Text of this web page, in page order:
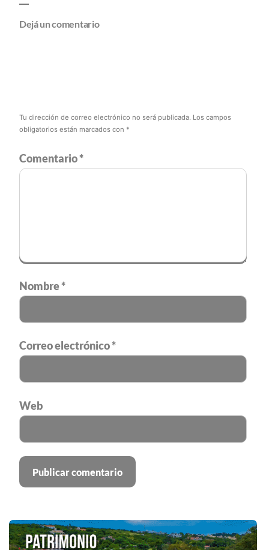
Dejá un comentario
Tu dirección de correo electrónico no será publicada. Los campos
obligatorios están marcados con *
Comentario*
Nombre*
Correo electrónico*
Web